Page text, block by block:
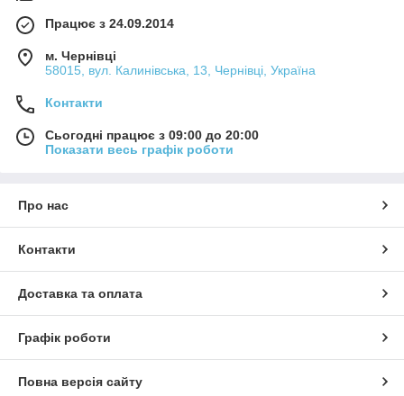
Працює з 24.09.2014
м. Чернівці
58015, вул. Калинівська, 13, Чернівці, Україна
Контакти
Сьогодні працює з 09:00 до 20:00
Показати весь графік роботи
Про нас
Контакти
Доставка та оплата
Графік роботи
Повна версія сайту